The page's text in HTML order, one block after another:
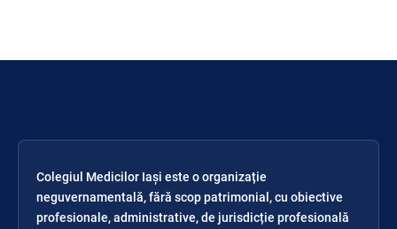
Colegiul Medicilor Iași este o organizație
neguvernamentală, fără scop patrimonial, cu obiective
profesionale, administrative, de jurisdicție profesională